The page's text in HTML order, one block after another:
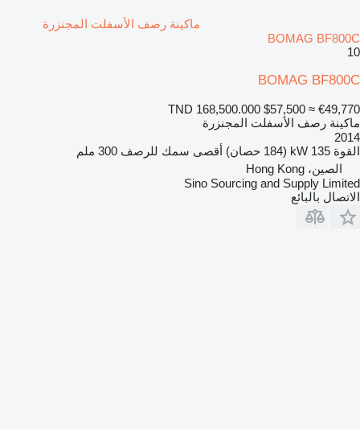
ماكينة رصف الأسفلت المجنزرة
BOMAG BF800C
10
BOMAG BF800C
TND 168,500.000 $57,500 ≈ €49,770
ماكينة رصف الأسفلت المجنزرة
2014
القوة 135 kW (184 حصان) أقصى سمك للرصف 300 ملم
الصين، Hong Kong
Sino Sourcing and Supply Limited
الاتصال بالبائع